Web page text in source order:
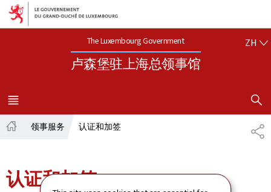
Aller au menu principal
Aller au contenu
The Luxembourg Government
卢森堡驻上海总领事馆
ZH 中文
MENU
MAIN
SHOW
领事服务 认证和加签
认证和加签